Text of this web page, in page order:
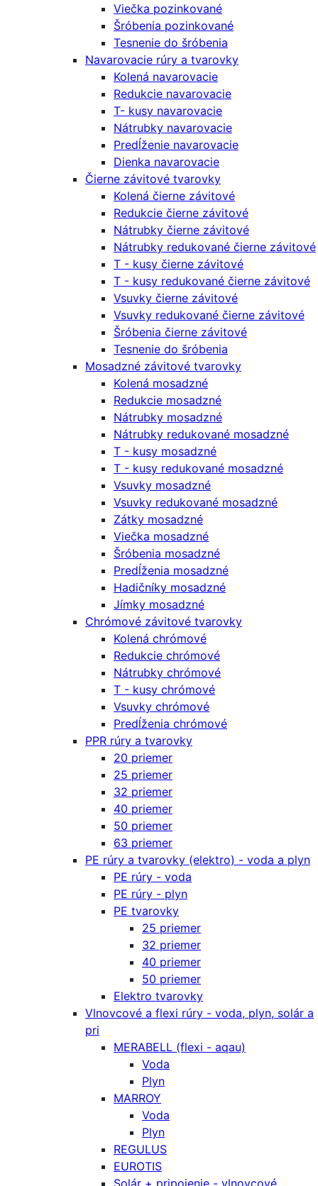
Viečka pozinkované
Šróbenia pozinkované
Tesnenie do šróbenia
Navarovacie rúry a tvarovky
Kolená navarovacie
Redukcie navarovacie
T- kusy navarovacie
Nátrubky navarovacie
Predĺženie navarovacie
Dienka navarovacie
Čierne závitové tvarovky
Kolená čierne závitové
Redukcie čierne závitové
Nátrubky čierne závitové
Nátrubky redukované čierne závitové
T - kusy čierne závitové
T - kusy redukované čierne závitové
Vsuvky čierne závitové
Vsuvky redukované čierne závitové
Šróbenia čierne závitové
Tesnenie do šróbenia
Mosadzné závitové tvarovky
Kolená mosadzné
Redukcie mosadzné
Nátrubky mosadzné
Nátrubky redukované mosadzné
T - kusy mosadzné
T - kusy redukované mosadzné
Vsuvky mosadzné
Vsuvky redukované mosadzné
Zátky mosadzné
Viečka mosadzné
Šróbenia mosadzné
Predĺženia mosadzné
Hadičníky mosadzné
Jímky mosadzné
Chrómové závitové tvarovky
Kolená chrómové
Redukcie chrómové
Nátrubky chrómové
T - kusy chrómové
Vsuvky chrómové
Predĺženia chrómové
PPR rúry a tvarovky
20 priemer
25 priemer
32 priemer
40 priemer
50 priemer
63 priemer
PE rúry a tvarovky (elektro) - voda a plyn
PE rúry - voda
PE rúry - plyn
PE tvarovky
25 priemer
32 priemer
40 priemer
50 priemer
Elektro tvarovky
Vlnovcové a flexi rúry - voda, plyn, solár a
pri
MERABELL (flexi - aqau)
Voda
Plyn
MARROY
Voda
Plyn
REGULUS
EUROTIS
Solár + pripojenie - vlnovcové